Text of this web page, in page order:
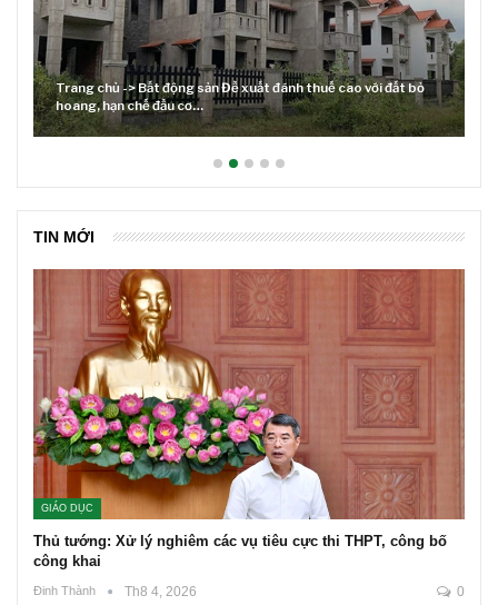
Trang chủ -> Bất động sản Đề xuất đánh thuế cao với đất bỏ
hoang, hạn chế đầu cơ…
TIN MỚI
GIÁO DỤC
Thủ tướng: Xử lý nghiêm các vụ tiêu cực thi THPT, công bố
công khai
Đinh Thành Th8 4, 2026 0